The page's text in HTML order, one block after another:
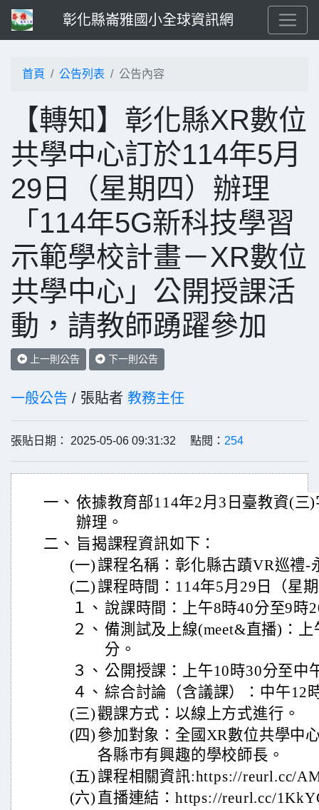
彰化縣崙雅國小全球資訊網
首頁 公告列表 公告內容
【轉知】彰化縣XR數位
共學中心訂於114年5月
29日（星期四）辦理
「114年5G新科技學習
示範學校計畫－XR數位
共學中心」公開授課活
動，請教師踴躍參加
上一則公告 下一則公告
一般公告 / 張貼者 教務主任
張貼日期： 2025-05-06 09:31:32 點閱： 254
一、 依據教育部114年2月3日臺教資(三
辦理。
二、 旨揭課程資訊如下：
(一)課程名稱：彰化縣古蹟VR巡禮-
(二)課程時間：114年5月29日（星
１、 說課時間：上午8時40分至9時
２、 備測試及上線(meet&直播)：
分。
３、 公開授課：上午10時30分至中
４、 綜合討論（含議課）：中午12
(三)觀課方式：以線上方式進行。
(四) 參加對象：全國XR數位共學中
各縣市有興趣的學校師長。
(五)課程相關資訊:https://reurl.cc/
(六) 直播連結：https://reurl.cc/